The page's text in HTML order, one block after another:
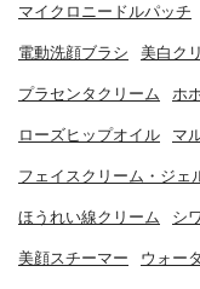
マイクロニードルパッチ
電動洗顔ブラシ 美白ク
プラセンタクリーム ホ
ローズヒップオイル マ
フェイスクリーム・ジェ
ほうれい線クリーム シ
美顔スチーマー ウォー